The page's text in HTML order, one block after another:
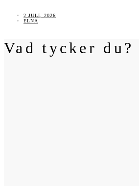
2 JULI, 2026
ELNA
Vad tycker du?